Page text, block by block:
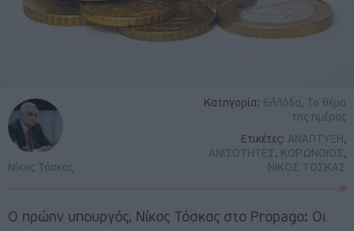
Κατηγορία: Ελλάδα, Το θέμα
της ημέρας
Ετικέτες: ΑΝΑΠΤΥΞΗ,
ΑΝΙΣΟΤΗΤΕΣ, ΚΟΡΩΝΟΙΟΣ,
ΝΙΚΟΣ ΤΟΣΚΑΣ
Νίκος Τόσκας
Ο πρώην υπουργός, Νίκος Τόσκας στο Propago: Οι